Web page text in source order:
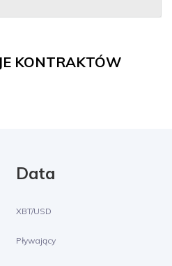
KONTRAKTÓW
Data
XBT/USD
Pływający